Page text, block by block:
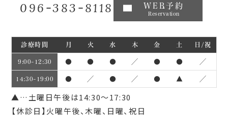
096-383-8118 WEB予約
Reservation
診療時間 月 火 水 木 金 土 日/祝
9:00~12:30 ● ● ● ／ ● ● ／
14:30~19:00 ● ／ ● ／ ● ▲ ／
▲…土曜日午後は14:30～17:30
【休診日】火曜午後、木曜、日曜、祝日